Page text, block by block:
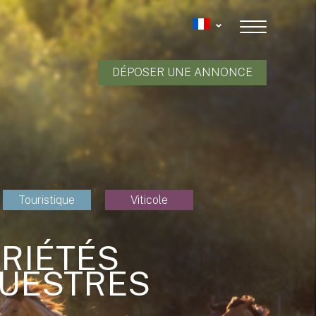
DÉPOSER UNE ANNONCE
Touristique Viticole